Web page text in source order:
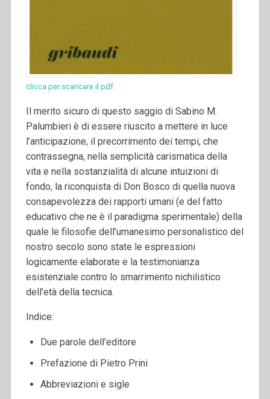
clicca per scaricare il pdf
Il merito sicuro di questo saggio di Sabino M.
Palumbieri è di essere riuscito a mettere in luce
l’anticipazione, il precorrimento dei tempi, che
contrassegna, nella semplicità carismatica della
vita e nella sostanzialità di alcune intuizioni di
fondo, la riconquista di Don Bosco di quella nuova
consapevolezza dei rapporti umani (e del fatto
educativo che ne è il paradigma sperimentale) della
quale le filosofie dell’umanesimo personalistico del
nostro secolo sono state le espressioni
logicamente elaborate e la testimonianza
esistenziale contro lo smarrimento nichilistico
dell’età della tecnica.
Indice:
Due parole dell’editore
Prefazione di Pietro Prini
Abbreviazioni e sigle